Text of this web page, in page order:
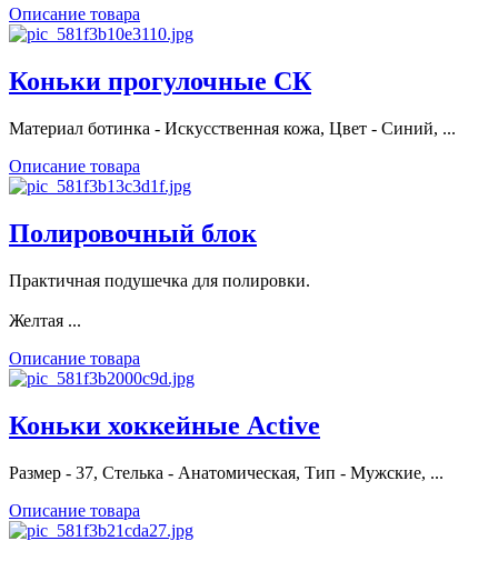
Описание товара
Коньки прогулочные СК
Материал ботинка - Искусственная кожа, Цвет - Синий, ...
Описание товара
Полировочный блок
Практичная подушечка для полировки.
Желтая ...
Описание товара
Коньки хоккейные Active
Размер - 37, Стелька - Анатомическая, Тип - Мужские, ...
Описание товара